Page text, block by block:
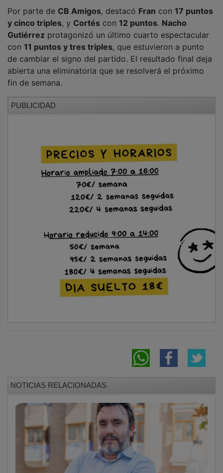
NOTICIAS RELACIONADAS
África y la pelotita
Guadalajara destinará cerca de un millón de
euros a culminar la renovación de cuatro
centros sociales